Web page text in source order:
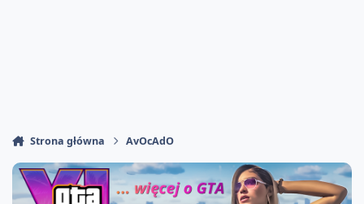
Strona główna AvOcAdO